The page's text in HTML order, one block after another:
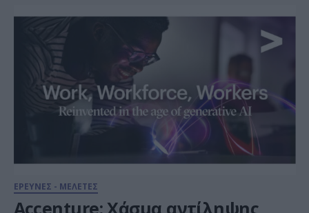
ΕΡΕΥΝΕΣ - ΜΕΛΕΤΕΣ
Accenture: Χάσμα αντίληψης